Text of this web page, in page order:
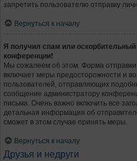
запретить пользователю отправку
Вернуться к началу
Я получил спам или оскорбительный
конференции!
Мы сожалеем об этом. Форма
включает меры предосторожности и
пользователей, отправляющих
сообщение администратору
письма. Очень важно включить все
детальная информация об
сможет в этом случае принять меры.
Вернуться к началу
Друзья и недруги